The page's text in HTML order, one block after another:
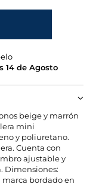
14 de Agosto
beige y marrón
mini
y poliuretano.
Cuenta con
ajustable y
Dimensiones:
marca bordado en
TODO